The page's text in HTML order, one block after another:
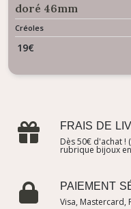
doré 46mm
Créoles
19€
FRAIS DE
Dès 50€ d'achat
rubrique bijoux
PAIEMENT
Visa, Mastercard,